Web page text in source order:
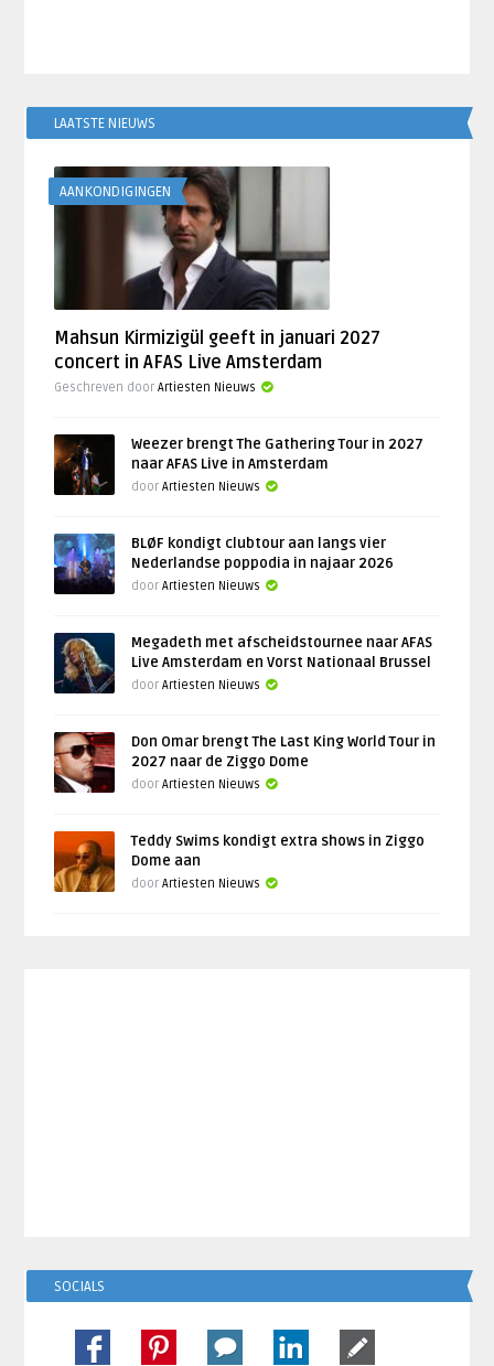
LAATSTE NIEUWS
AANKONDIGINGEN
Mahsun Kirmizigül geeft in januari 2027
concert in AFAS Live Amsterdam
Geschreven doorArtiesten Nieuws
Weezer brengt The Gathering Tour in 2027
naar AFAS Live in Amsterdam
doorArtiesten Nieuws
BLØF kondigt clubtour aan langs vier
Nederlandse poppodia in najaar 2026
doorArtiesten Nieuws
Megadeth met afscheidstournee naar AFAS
Live Amsterdam en Vorst Nationaal Brussel
doorArtiesten Nieuws
Don Omar brengt The Last King World Tour in
2027 naar de Ziggo Dome
doorArtiesten Nieuws
Teddy Swims kondigt extra shows in Ziggo
Dome aan
doorArtiesten Nieuws
SOCIALS